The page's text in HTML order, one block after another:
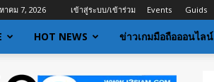
าคม 7, 2026 เข้าสู่ระบบ/เข้าร่วม Events Guids
HOT NEWS ข่าวเกมมือถือออนไลน์